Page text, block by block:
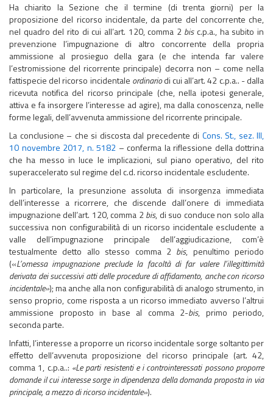
Ha chiarito la Sezione che il termine (di trenta giorni) per la
proposizione del ricorso incidentale, da parte del concorrente che,
nel quadro del rito di cui all’art. 120, comma 2 bisc.p.a., ha subito in
prevenzione l’impugnazione di altro concorrente della propria
ammissione al prosieguo della gara (e che intenda far valere
l’estromissione del ricorrente principale) decorra non – come nella
fattispecie del ricorso incidentale ordinariodi cui all’art. 42 c.p.a.. - dalla
ricevuta notifica del ricorso principale (che, nella ipotesi generale,
attiva e fa insorgere l’interesse ad agire), ma dalla conoscenza, nelle
forme legali, dell’avvenuta ammissione del ricorrente principale.
La conclusione – che si discosta dal precedente di Cons. St., sez. III,
10 novembre 2017, n. 5182 – conferma la riflessione della dottrina
che ha messo in luce le implicazioni, sul piano operativo, del rito
superaccelerato sul regime del c.d. ricorso incidentale escludente.
In particolare, la presunzione assoluta di insorgenza immediata
dell’interesse a ricorrere, che discende dall’onere di immediata
impugnazione dell’art. 120, comma 2bis, di suo conduce non solo alla
successiva non configurabilità di un ricorso incidentale escludente a
valle dell’impugnazione principale dell’aggiudicazione, com’è
testualmente detto allo stesso comma 2 bis, penultimo periodo
(«L’omessa impugnazione preclude la facoltà di far valere l’illegittimità
derivata dei successivi atti delle procedure di affidamento, anche con ricorso
incidentale»); ma anche alla non configurabilità di analogo strumento, in
senso proprio, come risposta a un ricorso immediato avverso l’altrui
ammissione proposto in base al comma 2-bis, primo periodo,
seconda parte.
Infatti, l’interesse a proporre un ricorso incidentale sorge soltanto per
effetto dell’avvenuta proposizione del ricorso principale (art. 42,
comma 1, c.p.a..: «Le parti resistenti e i controinteressati possono proporre
domande il cui interesse sorge in dipendenza della domanda proposta in via
principale, a mezzo di ricorso incidentale»).